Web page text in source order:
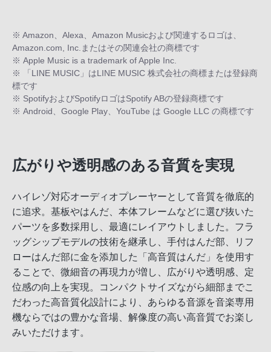
※ Amazon、Alexa、Amazon Musicおよび関連するロゴは、
Amazon.com, Inc.またはその関連会社の商標です
※ Apple Music is a trademark of Apple Inc.
※ 「LINE MUSIC」はLINE MUSIC 株式会社の商標または登録商
標です
※ SpotifyおよびSpotifyロゴはSpotify ABの登録商標です
※ Android、Google Play、YouTube は Google LLC の商標です
広がりや透明感のある音質を実現
ハイレゾ対応オーディオプレーヤーとして音質を徹底的
に追求。基板やはんだ、本体フレームなどに選び抜いた
パーツを多数採用し、最適にレイアウトしました。フラ
ッグシップモデルの技術を継承し、手付はんだ部、リフ
ローはんだ部に金を添加した「高音質はんだ」を使用す
ることで、微細音の再現力が増し、広がりや透明感、定
位感の向上を実現。コンパクトサイズながら細部までこ
だわった高音質化設計により、あらゆる音源を音楽専用
機ならではの豊かな音場、解像度の高い高音質でお楽し
みいただけます。